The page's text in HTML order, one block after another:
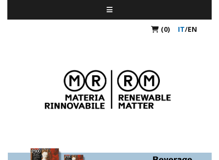
(0) IT/EN